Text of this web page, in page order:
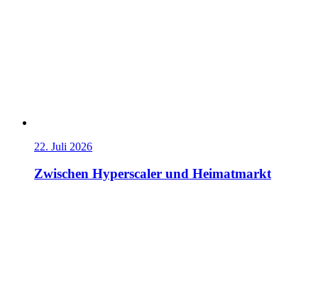
22. Juli 2026
Zwischen Hyperscaler und Heimatmarkt